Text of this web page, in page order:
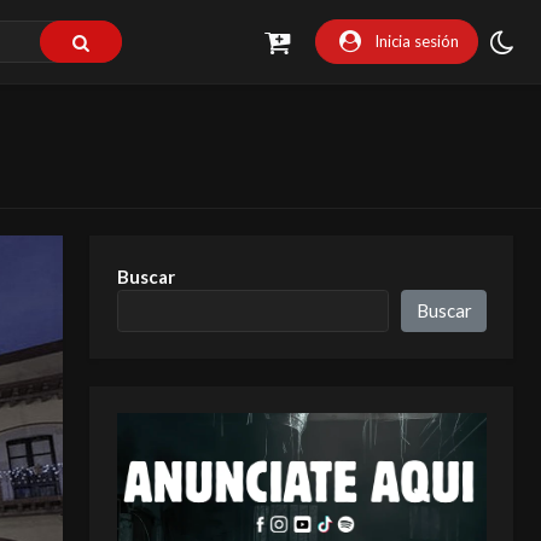
Inicia sesión
Buscar
Buscar